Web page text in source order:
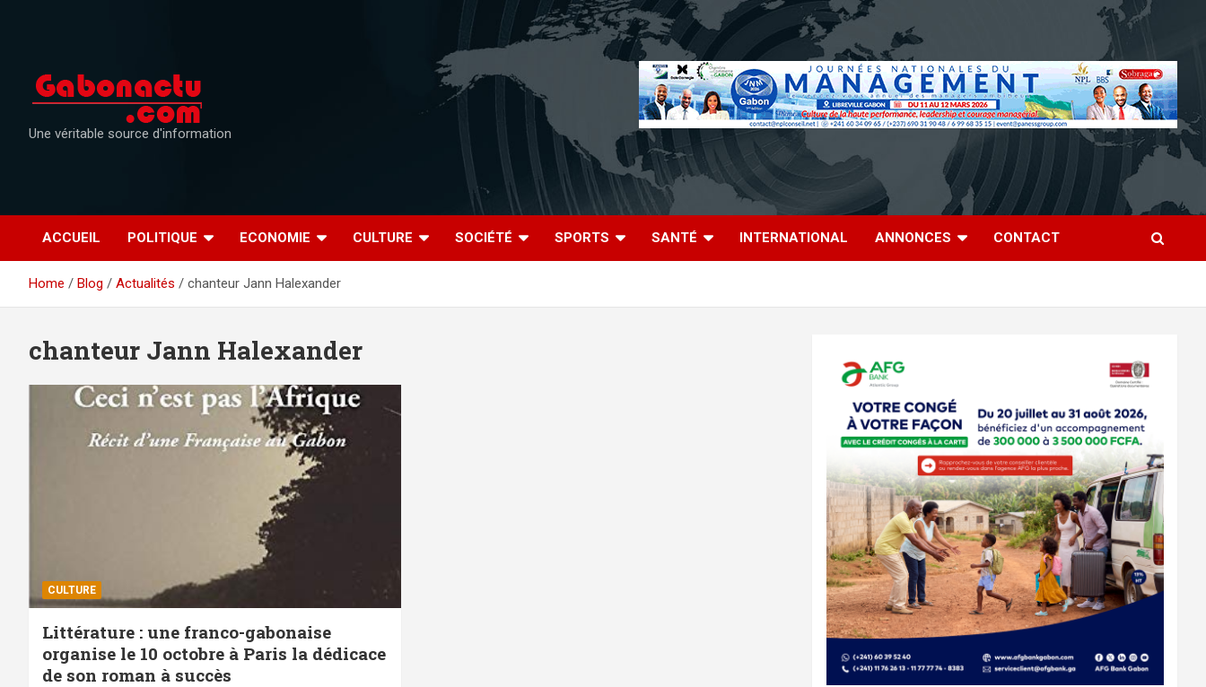
Une véritable source d'information
ACCUEIL POLITIQUE ECONOMIE CULTURE SOCIÉTÉ SPORTS SANTÉ INTERNATIONAL ANNONCES CONTACT
Home Blog Actualités chanteur Jann Halexander
chanteur Jann Halexander
CULTURE
Littérature : une franco-gabonaise
organise le 10 octobre à Paris la dédicace
de son roman à succès